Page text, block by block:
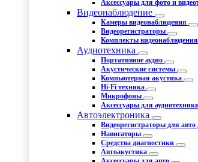
Аксессуары для фото и
Видеонаблюдение
Камеры видеонаблюдения
Видеорегистраторы
Комплекты видеонаблюдения
Аудиотехника
Портативное аудио
Акустические системы
Компьютерная акустика
Hi-Fi техника
Микрофоны
Аксессуары для
Автоэлектроника
Видеорегистраторы для авто
Навигаторы
Средства диагностики
Автоакустика